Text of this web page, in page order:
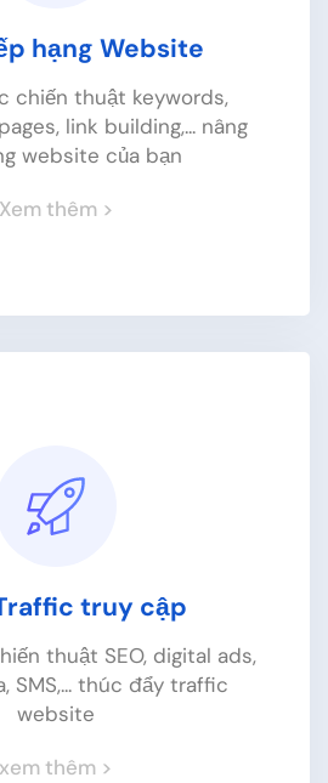
hạng Website
chiến thuật keywords,
link building,... nâng
website của bạn
Xem thêm >
truy cập
thuật SEO, digital ads,
SMS,... thúc đẩy traffic
website
xem thêm >